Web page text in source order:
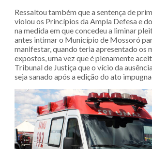
Ressaltou também que a sentença de
violou os Princípios da Ampla Defesa e
na medida em que concedeu a liminar
antes intimar o Município de Mossoró
manifestar, quando teria apresentado os
expostos, uma vez que é plenamente
Tribunal de Justiça que o vício da
seja sanado após a edição do ato